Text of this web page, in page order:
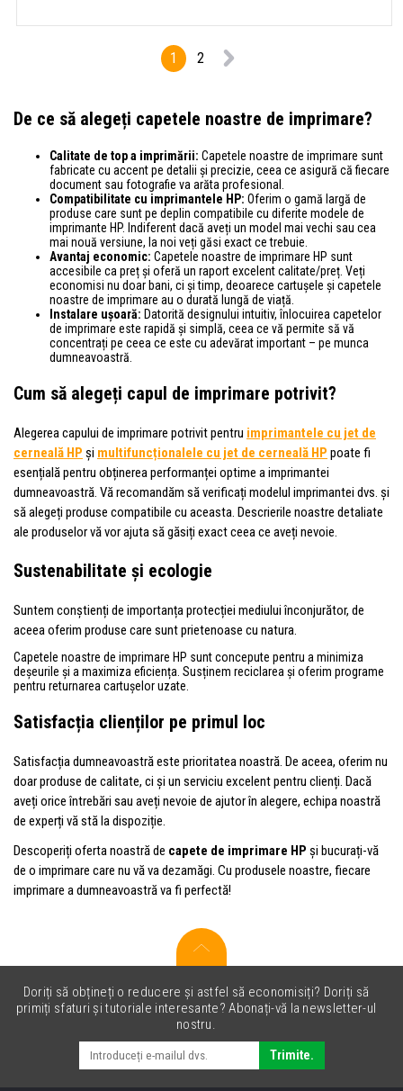
1 2
De ce să alegeți capetele noastre de imprimare?
Calitate de top a imprimării: Capetele noastre de imprimare sunt
fabricate cu accent pe detalii și precizie, ceea ce asigură că fiecare
document sau fotografie va arăta profesional.
Compatibilitate cu imprimantele HP: Oferim o gamă largă de
produse care sunt pe deplin compatibile cu diferite modele de
imprimante HP. Indiferent dacă aveți un model mai vechi sau cea
mai nouă versiune, la noi veți găsi exact ce trebuie.
Avantaj economic: Capetele noastre de imprimare HP sunt
accesibile ca preț și oferă un raport excelent calitate/preț. Veți
economisi nu doar bani, ci și timp, deoarece cartușele și capetele
noastre de imprimare au o durată lungă de viață.
Instalare ușoară: Datorită designului intuitiv, înlocuirea capetelor
de imprimare este rapidă și simplă, ceea ce vă permite să vă
concentrați pe ceea ce este cu adevărat important – pe munca
dumneavoastră.
Cum să alegeți capul de imprimare potrivit?
Alegerea capului de imprimare potrivit pentru imprimantele cu jet de
cerneală HP și multifuncționalele cu jet de cerneală HP poate fi
esențială pentru obținerea performanței optime a imprimantei
dumneavoastră. Vă recomandăm să verificați modelul imprimantei dvs. și
să alegeți produse compatibile cu aceasta. Descrierile noastre detaliate
ale produselor vă vor ajuta să găsiți exact ceea ce aveți nevoie.
Sustenabilitate și ecologie
Suntem conștienți de importanța protecției mediului înconjurător, de
aceea oferim produse care sunt prietenoase cu natura.
Capetele noastre de imprimare HP sunt concepute pentru a minimiza
deșeurile și a maximiza eficiența. Susținem reciclarea și oferim programe
pentru returnarea cartușelor uzate.
Satisfacția clienților pe primul loc
Satisfacția dumneavoastră este prioritatea noastră. De aceea, oferim nu
doar produse de calitate, ci și un serviciu excelent pentru clienți. Dacă
aveți orice întrebări sau aveți nevoie de ajutor în alegere, echipa noastră
de experți vă stă la dispoziție.
Descoperiți oferta noastră de capete de imprimare HP și bucurați-vă
de o imprimare care nu vă va dezamăgi. Cu produsele noastre, fiecare
imprimare a dumneavoastră va fi perfectă!
Doriți să obțineți o reducere și astfel să economisiți? Doriți să
primiți sfaturi și tutoriale interesante? Abonați-vă la newsletter-ul
nostru.
Trimite.